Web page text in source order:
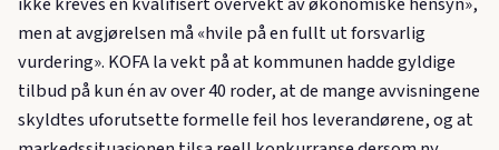
men at avgjørelsen må «hvile på en fullt ut forsvarlig
vurdering». KOFA la vekt på at kommunen hadde gyldige
tilbud på kun én av over 40 roder, at de mange avvisningene
skyldtes uforutsette formelle feil hos leverandørene, og at